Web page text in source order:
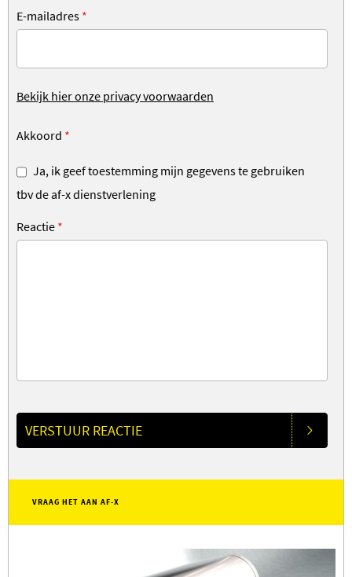
E-mailadres *
Bekijk hier onze privacy voorwaarden
Akkoord *
Ja, ik geef toestemming mijn gegevens te gebruiken
tbv de af-x dienstverlening
Reactie *
VERSTUUR REACTIE
VRAAG HET AAN AF-X